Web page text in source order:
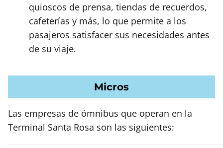
quioscos de prensa, tiendas de recuerdos,
cafeterías y más, lo que permite a los
pasajeros satisfacer sus necesidades antes
de su viaje.
Micros
Las empresas de ómnibus que operan en la
Terminal Santa Rosa son las siguientes: